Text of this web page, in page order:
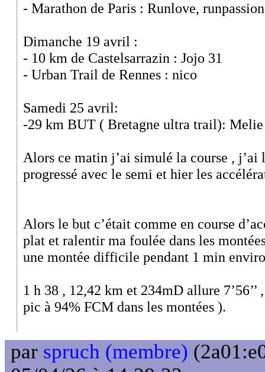
- Marathon de Paris : Runlove, runpassion
Dimanche 19 avril :
- 10 km de Castelsarrazin : Jojo 31
- Urban Trail de Rennes : nico
Samedi 25 avril:
-29 km BUT ( Bretagne ultra trail): Melie
Alors ce matin j’ai simulé la course , j’ai
progressé avec le semi et hier les
Alors le but c’était comme en course
plat et ralentir ma foulée dans les
une montée difficile pendant 1 min
1 h 38 , 12,42 km et 234mD allure
pic à 94% FCM dans les montées ).
par spruch (membre)